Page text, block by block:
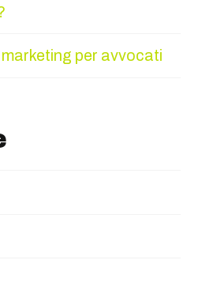
per avvocati